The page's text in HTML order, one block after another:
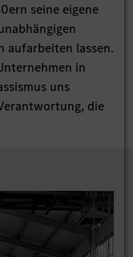
seine eigene
aufarbeiten lassen.
in
uns
die